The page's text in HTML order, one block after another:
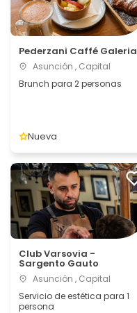
Pederzani Caffé Galeria
Asunción , Capital
Brunch para 2 personas
Nueva
Club Varsovia -
Sargento Gauto
Asunción , Capital
Servicio de estética para 1
persona